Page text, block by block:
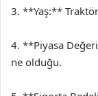
3. **Yaş:**
4. **Piyasa
ne olduğu.